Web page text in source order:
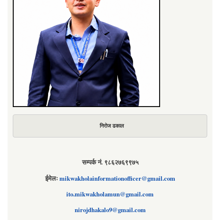
निरोज ढकाल
सम्पर्क नं. ९८६२७६९९७५
ईमेलःmikwakholainformationofficer@gmail.com
ito.mikwakholamun@gmail.com
nirojdhakalo9@gmail.com